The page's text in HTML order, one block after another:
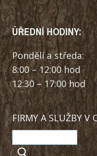
ÚŘEDNÍ HODINY:
Pondělí a středa:
8:00 – 12:00 hod
12:30 – 17:00 hod
FIRMY A SLUŽBY V